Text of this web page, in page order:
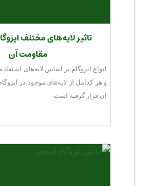
تاثیر لایه‌های مختلف
مقاومت آن
انواع ایزوگام بر اساس لایه‌های
و هر کدامل از لایه‌های موجود در
آن قرار گرفته است